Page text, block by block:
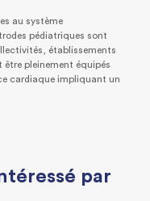
au système
pédiatriques sont
établissements
pleinement équipés
cardiaque impliquant un
par